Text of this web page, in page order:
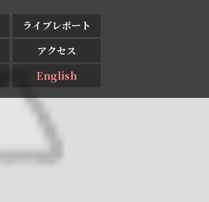
ライブレポート
アクセス
English